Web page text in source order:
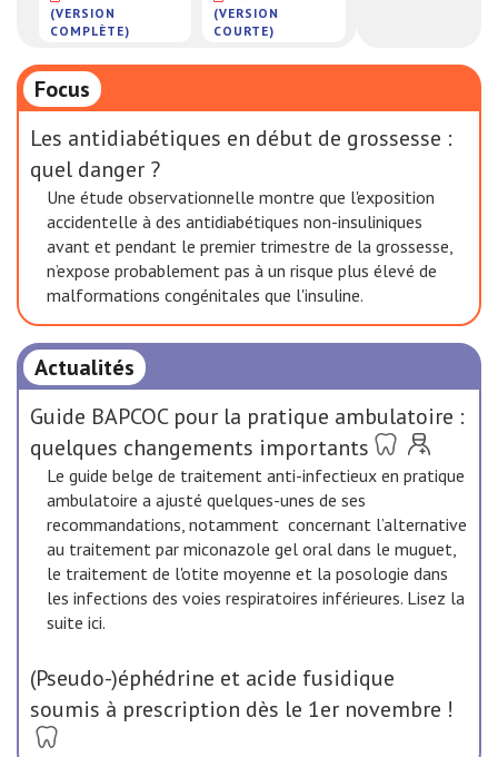
(VERSION
COMPLÈTE)
(VERSION
COURTE)
Focus
Les antidiabétiques en début de grossesse :
quel danger ?
Une étude observationnelle montre que l'exposition
accidentelle à des antidiabétiques non-insuliniques
avant et pendant le premier trimestre de la grossesse,
n’expose probablement pas à un risque plus élevé de
malformations congénitales que l'insuline.
Actualités
Guide BAPCOC pour la pratique ambulatoire :
quelques changements importants
Le guide belge de traitement anti-infectieux en pratique
ambulatoire a ajusté quelques-unes de ses
recommandations, notamment concernant l’alternative
au traitement par miconazole gel oral dans le muguet,
le traitement de l'otite moyenne et la posologie dans
les infections des voies respiratoires inférieures. Lisez la
suite ici.
(Pseudo-)éphédrine et acide fusidique
soumis à prescription dès le 1er novembre !